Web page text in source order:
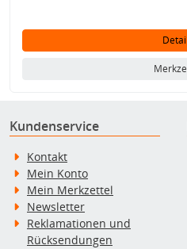
Kundenservice
Kontakt
Mein Konto
Mein Merkzettel
Newsletter
Reklamationen und
Rücksendungen